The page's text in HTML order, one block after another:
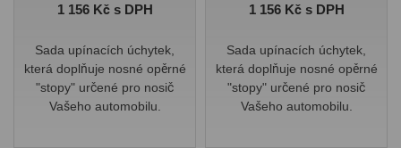
Cena
1 156 Kč s DPH
Sada upínacích úchytek,
která doplňuje nosné opěrné
"stopy" určené pro nosič
Vašeho automobilu.
Cena
1 156 Kč s DPH
Sada upínacích úchytek,
která doplňuje nosné opěrné
"stopy" určené pro nosič
Vašeho automobilu.